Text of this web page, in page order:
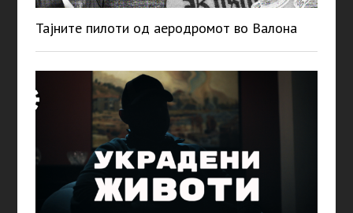
Тајните пилоти од аеродромот во Валона